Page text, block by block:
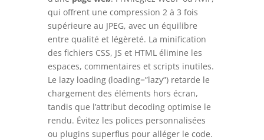
qui offrent une compression 2 à 3 fois
supérieure au JPEG, avec un équilibre
entre qualité et légèreté. La minification
des fichiers CSS, JS et HTML élimine les
espaces, commentaires et scripts inutiles.
Le lazy loading (loading=”lazy”) retarde le
chargement des éléments hors écran,
tandis que l’attribut decoding optimise le
rendu. Évitez les polices personnalisées
ou plugins superflus pour alléger le code.